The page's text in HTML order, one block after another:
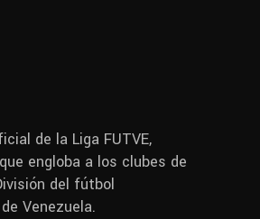
de la Liga FUTVE,
engloba a los clubes de
del fútbol
Venezuela.